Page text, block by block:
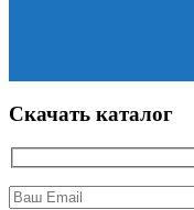
Скачать каталог